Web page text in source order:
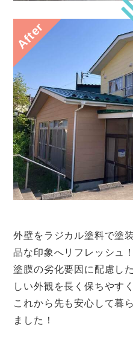
After
外壁をラジカル塗料で塗
品な印象へリフレッシュ！
塗膜の劣化要因に配慮し
しい外観を長く保ちやすく
これから先も安心して暮
ました！